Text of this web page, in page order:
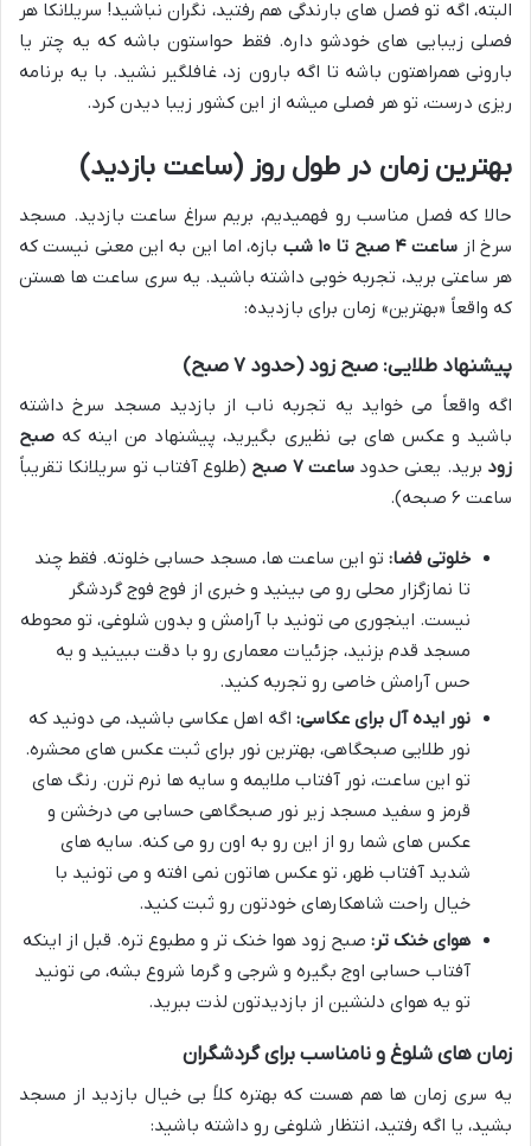
البته، اگه تو فصل های بارندگی هم رفتید، نگران نباشید! سریلانکا هر
فصلی زیبایی های خودشو داره. فقط حواستون باشه که یه چتر یا
بارونی همراهتون باشه تا اگه بارون زد، غافلگیر نشید. با یه برنامه
ریزی درست، تو هر فصلی میشه از این کشور زیبا دیدن کرد.
بهترین زمان در طول روز (ساعت بازدید)
حالا که فصل مناسب رو فهمیدیم، بریم سراغ ساعت بازدید. مسجد
سرخ از ساعت ۴ صبح تا ۱۰ شب
بازه، اما این به این معنی نیست که
هر ساعتی برید، تجربه خوبی داشته باشید. یه سری ساعت ها هستن
که واقعاً «بهترین» زمان برای بازدیده:
پیشنهاد طلایی: صبح زود (حدود ۷ صبح)
اگه واقعاً می خواید یه تجربه ناب از بازدید مسجد سرخ داشته
باشید و عکس های بی نظیری بگیرید، پیشنهاد من اینه که صبح
زود برید. یعنی حدودساعت ۷ صبح
(طلوع آفتاب تو سریلانکا تقریباً
ساعت ۶ صبحه).
خلوتی فضا: تو این ساعت ها، مسجد حسابی خلوته. فقط چند
تا نمازگزار محلی رو می بینید و خبری از فوج فوج گردشگر
نیست. اینجوری می تونید با آرامش و بدون شلوغی، تو محوطه
مسجد قدم بزنید، جزئیات معماری رو با دقت ببینید و یه
حس آرامش خاصی رو تجربه کنید.
نور ایده آل برای عکاسی: اگه اهل عکاسی باشید، می دونید که
نور طلایی صبحگاهی، بهترین نور برای ثبت عکس های محشره.
تو این ساعت، نور آفتاب ملایمه و سایه ها نرم ترن. رنگ های
قرمز و سفید مسجد زیر نور صبحگاهی حسابی می درخشن و
عکس های شما رو از این رو به اون رو می کنه. سایه های
شدید آفتاب ظهر، تو عکس هاتون نمی افته و می تونید با
خیال راحت شاهکارهای خودتون رو ثبت کنید.
هوای خنک تر: صبح زود هوا خنک تر و مطبوع تره. قبل از اینکه
آفتاب حسابی اوج بگیره و شرجی و گرما شروع بشه، می تونید
تو یه هوای دلنشین از بازدیدتون لذت ببرید.
زمان های شلوغ و نامناسب برای گردشگران
یه سری زمان ها هم هست که بهتره کلاً بی خیال بازدید از مسجد
بشید، یا اگه رفتید، انتظار شلوغی رو داشته باشید: